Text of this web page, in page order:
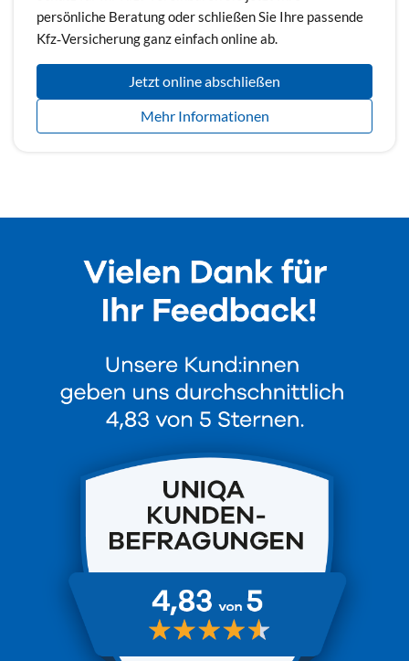
persönliche Beratung oder schließen Sie Ihre passende
Kfz‑Versicherung ganz einfach online ab.
Jetzt online abschließen
Mehr Informationen